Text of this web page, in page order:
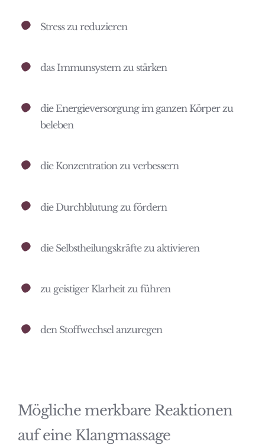
Stress zu reduzieren
das Immunsystem zu stärken
die Energieversorgung im ganzen Körper zu
beleben
die Konzentration zu verbessern
die Durchblutung zu fördern
die Selbstheilungskräfte zu aktivieren
zu geistiger Klarheit zu führen
den Stoffwechsel anzuregen
Mögliche merkbare Reaktionen
auf eine Klangmassage